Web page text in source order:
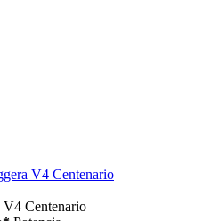
V4 Centenario
V4 Centenario